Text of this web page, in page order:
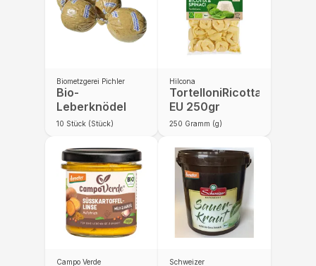
Biometzgerei Pichler
Bio-
Leberknödel
10 Stück (Stück)
Hilcona
EU 250gr
250 Gramm (g)
Campo Verde Schweizer